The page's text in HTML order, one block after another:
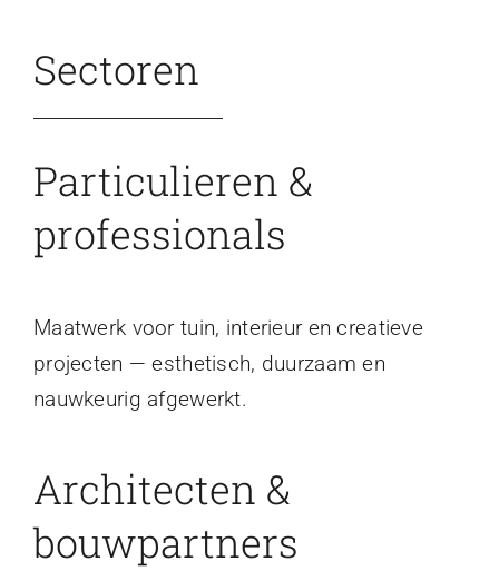
Sectoren
Particulieren &
professionals
Maatwerk voor tuin, interieur en creatieve
projecten — esthetisch, duurzaam en
nauwkeurig afgewerkt.
Architecten &
bouwpartners